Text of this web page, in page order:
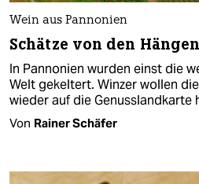
Wein aus Pannonien
Schätze von den
In Pannonien wurden einst die
Welt gekeltert. Winzer wollen
wieder auf die Genusslandkarte
Von Rainer Schäfer